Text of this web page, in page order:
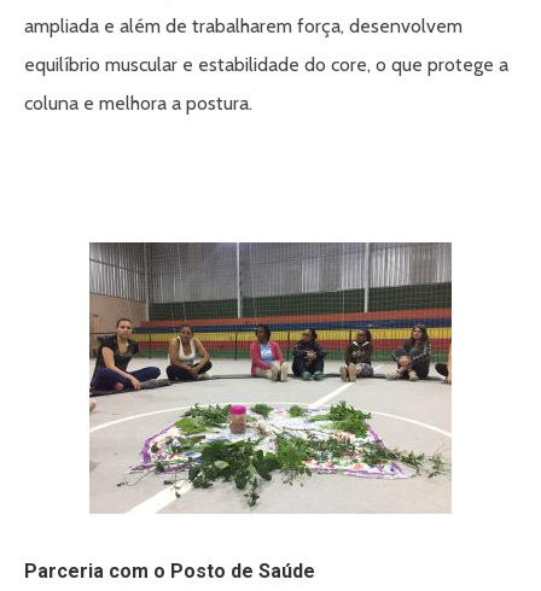
ampliada e além de trabalharem força, desenvolvem
equilíbrio muscular e estabilidade do core, o que protege a
coluna e melhora a postura.
Parceria com o Posto de Saúde